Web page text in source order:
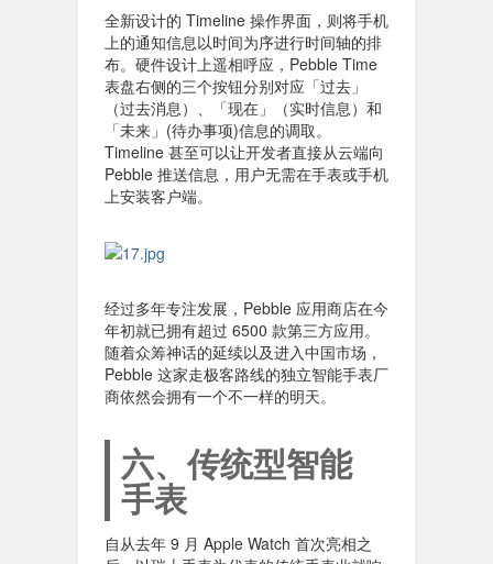
全新设计的 Timeline 操作界面，则将手机
上的通知信息以时间为序进行时间轴的排
布。硬件设计上遥相呼应，Pebble Time
表盘右侧的三个按钮分别对应「过去」
（过去消息）、「现在」（实时信息）和
「未来」(待办事项)信息的调取。
Timeline 甚至可以让开发者直接从云端向
Pebble 推送信息，用户无需在手表或手机
上安装客户端。
经过多年专注发展，Pebble 应用商店在今
年初就已拥有超过 6500 款第三方应用。
随着众筹神话的延续以及进入中国市场，
Pebble 这家走极客路线的独立智能手表厂
商依然会拥有一个不一样的明天。
六、传统型智能
手表
自从去年 9 月 Apple Watch 首次亮相之